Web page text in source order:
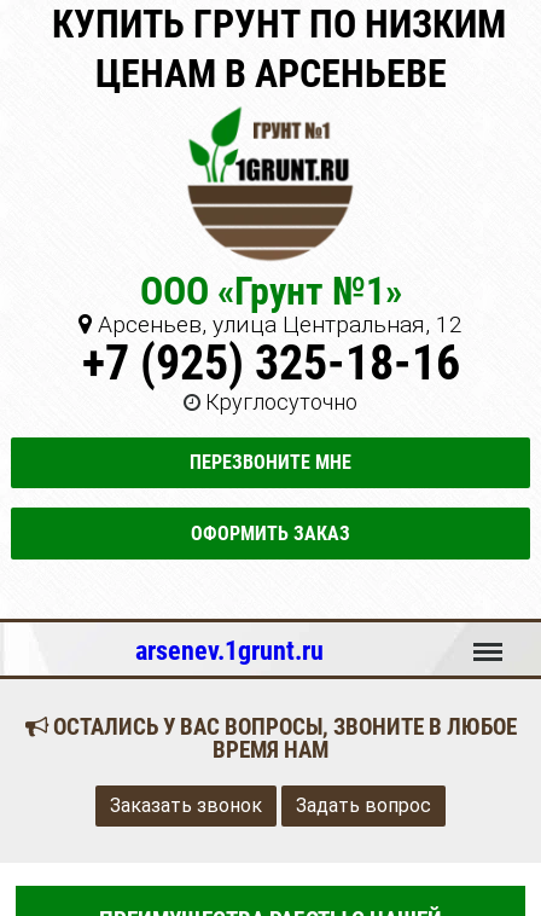
КУПИТЬ ГРУНТ ПО НИЗКИМ
ЦЕНАМ В АРСЕНЬЕВЕ
ООО «Грунт №1»
Арсеньев, улица Центральная, 12
+7 (925) 325-18-16
Круглосуточно
ПЕРЕЗВОНИТЕ МНЕ
ОФОРМИТЬ ЗАКАЗ
arsenev.1grunt.ru Меню
ОСТАЛИСЬ У ВАС ВОПРОСЫ, ЗВОНИТЕ В ЛЮБОЕ
ВРЕМЯ НАМ
Заказать звонок Задать вопрос